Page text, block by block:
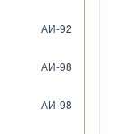
АИ-92
АИ-98
АИ-98